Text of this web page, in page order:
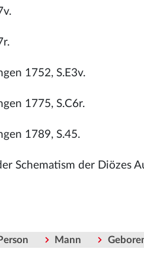
1752, S.E3v.
1775, S.C6r.
1789, S.45.
Schematism der Diözes
Mann